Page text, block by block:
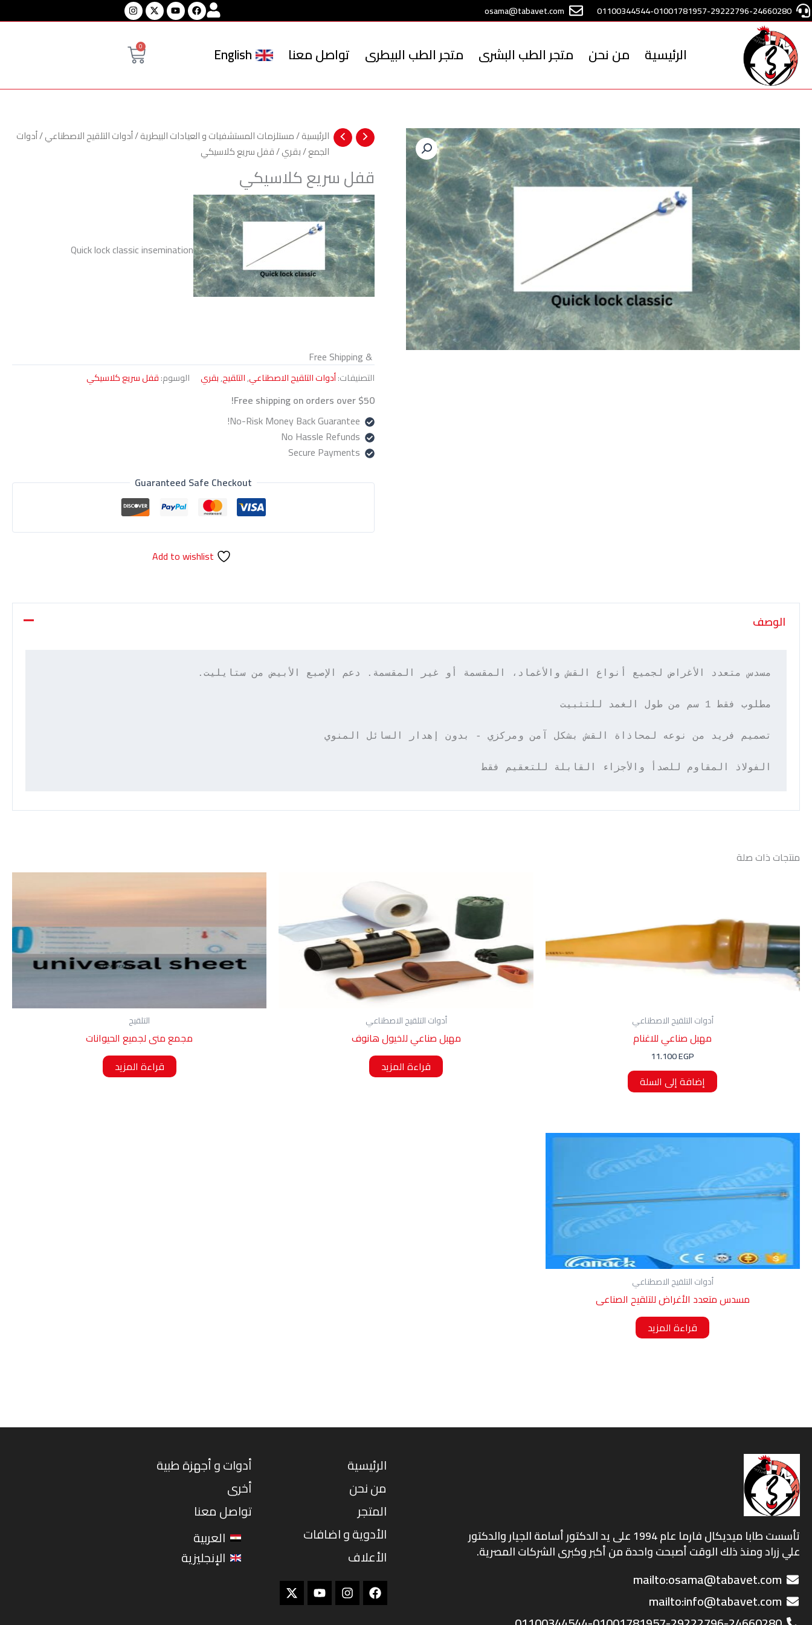
تخطي
إلى
المحتوى
01100344544-01001781957-29222796-24660280
osama@tabavet.com
Facebook
Youtube
Instagram
الرئيسية من نحن متجر الطب البشرى متجر الطب البيطرى تواصل معنا English
0
Cart
الرئيسية/مستلزمات المستشفيات و العيادات البيطرية/أدوات التلقيح الاصطناعي/أدوات
الجمع/بقري/ قفل سريع كلاسيكي
قفل سريع كلاسيكي
Quick lock classic insemination
& Free Shipping
التصنيفات:أدوات التلقيح الاصطناعي,التلقيح,بقري الوسوم:قفل سريع كلاسيكي
Free shipping on orders over $50!
No-Risk Money Back Guarantee!
No Hassle Refunds
Secure Payments
Guaranteed Safe Checkout
Add to wishlist
الوصف
الفولاذ المقاوم للصدأ والأجزاء القابلة للتعقيم فقط
منتجات ذات صلة
أدوات التلقيح الاصطناعي
مهبل صناعي للاغنام
11.100EGP
إضافة إلى السلة
أدوات التلقيح الاصطناعي
مهبل صناعي للخيول هانوف
قراءة المزيد
التلقيح
مجمع منى لجميع الحيوانات
قراءة المزيد
أدوات التلقيح الاصطناعي
مسدس متعدد الأغراض للتلقيح الصناعى
قراءة المزيد
تأسست طابا ميديكال فارما عام 1994 على يد الدكتور أسامة الجيار والدكتور
علي زراد ومنذ ذلك الوقت أصبحت واحدة من أكبر وكبرى الشركات المصرية.
mailto:osama@tabavet.com
mailto:info@tabavet.com
الرئيسية
من نحن
المتجر
الأدوية و اضافات
الأعلاف
Facebook
Instagram
Youtube
أدوات و أجهزة طبية
أخرى
تواصل معنا
العربية
الإنجليزية